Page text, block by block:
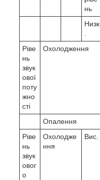
нь
Низк
.
Ріве
нь
звук
ової
поту
жно
сті
Охолодження
Опалення
Ріве
нь
звук
овог
о
Охолодже
ння
Вис.